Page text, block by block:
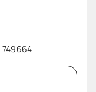
749664